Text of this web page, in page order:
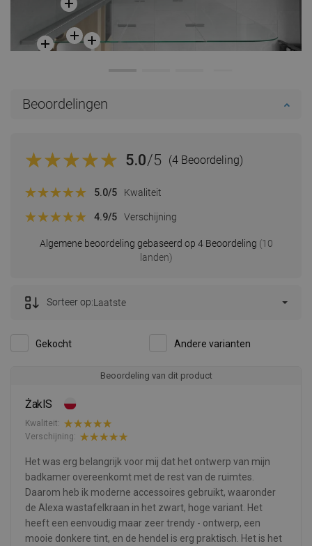
Beoordelingen
5.0/5 (4 Beoordeling)
Algemene beoordeling gebaseerd op 4 Beoordeling (10
landen)
5.0/5 Kwaliteit
4.9/5 Verschijning
Gekocht Andere varianten
Sorteer op:Laatste
Beoordeling van dit product
ŻaklS
Kwaliteit:
Verschijning:
Het was erg belangrijk voor mij dat het ontwerp van mijn
badkamer overeenkomt met de rest van de ruimtes.
Daarom heb ik moderne accessoires gebruikt, waaronder
de Alexa wastafelkraan in het zwart, hoge variant. Het
heeft een eenvoudig maar zeer trendy - ontwerp, een
mooie donkere tint, en de hendel is erg praktisch. Het is het